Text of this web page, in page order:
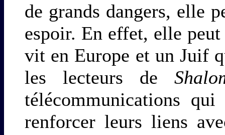
de grands dangers, elle
espoir. En effet, elle
vit en Europe et un Juif
les lecteurs de
télécommunications
renforcer leurs liens